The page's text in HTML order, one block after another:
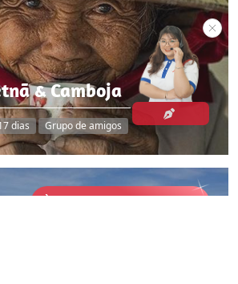
& Camboja
dias Grupo de amigos
À partir de 1,638 USD